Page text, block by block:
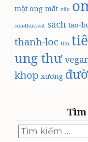
mật ong mắt não
sua-thuc-vat sách tao-
thanh-loc tim
ung thư
khop xương
Tìm
kiếm